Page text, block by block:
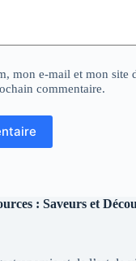
mon e-mail et mon site
commentaire.
: Saveurs et